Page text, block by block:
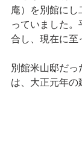
庵）を別館に
っていました
合し、現在に至
別館米山邸だっ
は、大正元年の